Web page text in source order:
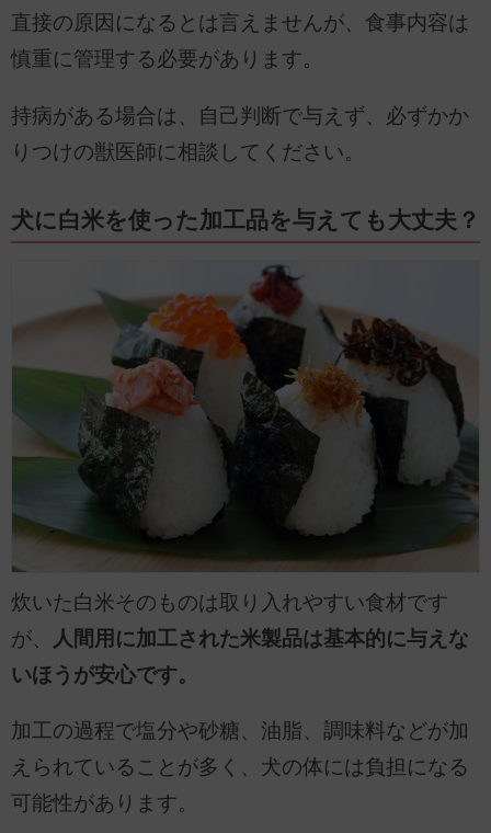
直接の原因になるとは言えませんが、食事内容は
慎重に管理する必要があります。
持病がある場合は、自己判断で与えず、必ずかか
りつけの獣医師に相談してください。
犬に白米を使った加工品を与えても大丈夫？
炊いた白米そのものは取り入れやすい食材です
が、
人間用に加工された米製品は基本的に与えな
いほうが安心です。
加工の過程で塩分や砂糖、油脂、調味料などが加
えられていることが多く、犬の体には負担になる
可能性があります。